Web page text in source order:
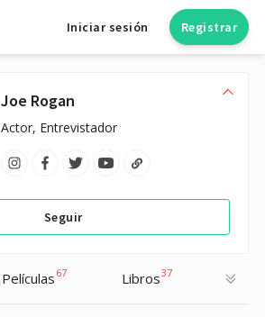
Iniciar sesión Registrar
Joe Rogan
Actor, Entrevistador
Seguir
Películas 67 Libros37